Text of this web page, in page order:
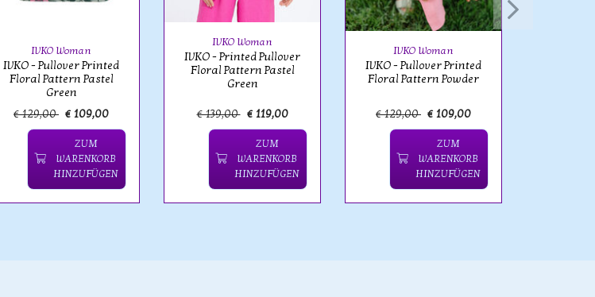
IVKO Woman
IVKO - Pullover Printed
Floral Pattern Pastel
Green
€ 129,00 € 109,00
ZUM
WARENKORB
HINZUFÜGEN
IVKO Woman
IVKO - Printed Pullover
Floral Pattern Pastel
Green
€ 139,00 € 119,00
ZUM
WARENKORB
HINZUFÜGEN
IVKO Woman
IVKO - Pullover Printed
Floral Pattern Powder
€ 129,00 € 109,00
ZUM
WARENKORB
HINZUFÜGEN